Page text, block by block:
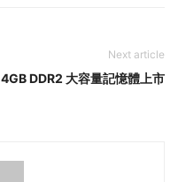
Next article
4GB DDR2 大容量記憶體上市